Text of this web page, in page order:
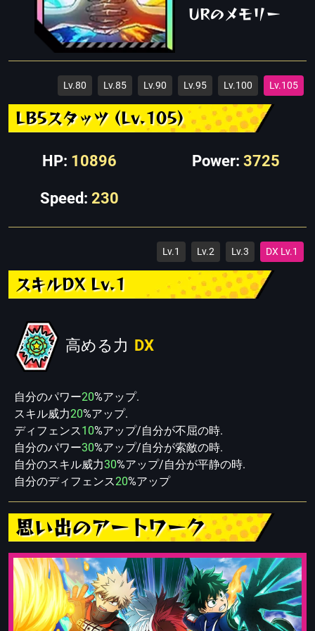
URのメモリー
Lv.80 Lv.85 Lv.90 Lv.95 Lv.100 Lv.105
LB5スタッツ (Lv.105)
HP: 10896 Power: 3725
Speed: 230
Lv.1 Lv.2 Lv.3 DX Lv.1
スキルDX Lv.1
高める力 DX
自分のパワー20%アップ.
スキル威力20%アップ.
ディフェンス10%アップ/自分が不屈の時.
自分のパワー30%アップ/自分が索敵の時.
自分のスキル威力30%アップ/自分が平静の時.
自分のディフェンス20%アップ
思い出のアートワーク